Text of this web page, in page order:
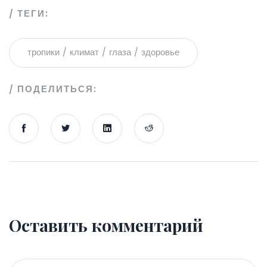
ТЕГИ:
тропики климат глаза здоровье
ПОДЕЛИТЬСЯ:
Оставить комментарий